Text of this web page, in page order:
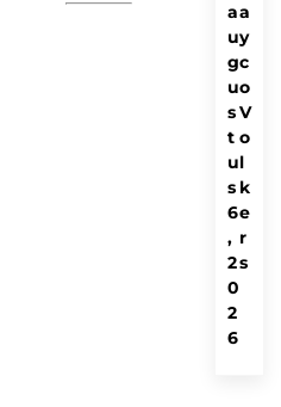
a
y
c
o
V
o
l
k
e
r
s
a
u
g
u
s
t
u
s
6
,
2
0
2
6